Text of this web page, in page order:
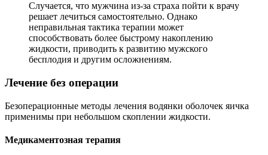
Случается, что мужчина из-за страха пойти к врачу
решает лечиться самостоятельно. Однако
неправильная тактика терапии может
способствовать более быстрому накоплению
жидкости, приводить к развитию мужского
бесплодия и другим осложнениям.
Лечение без операции
Безоперационные методы лечения водянки оболочек яичка
применимы при небольшом скоплении жидкости.
Медикаментозная терапия